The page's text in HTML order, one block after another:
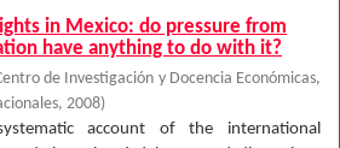
in Mexico: do pressure from
have anything to do with it?
de Investigación y Docencia Económicas,
, 2008)
account of the international